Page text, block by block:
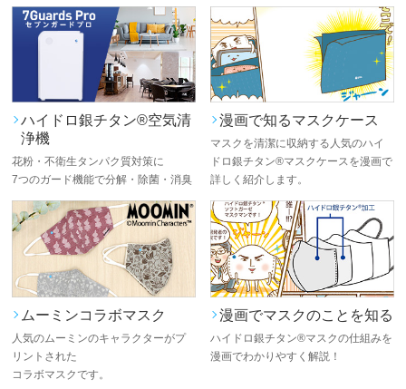
ハイドロ銀チタン®空気清
浄機
花粉・不衛生タンパク質対策に
7つのガード機能で分解・除菌・消臭
漫画で知るマスクケース
マスクを清潔に収納する人気のハイ
ドロ銀チタン®マスクケースを漫画で
詳しく紹介します。
ムーミンコラボマスク
人気のムーミンのキャラクターがプ
リントされた
コラボマスクです。
漫画でマスクのことを知る
ハイドロ銀チタン®マスクの仕組みを
漫画でわかりやすく解説！